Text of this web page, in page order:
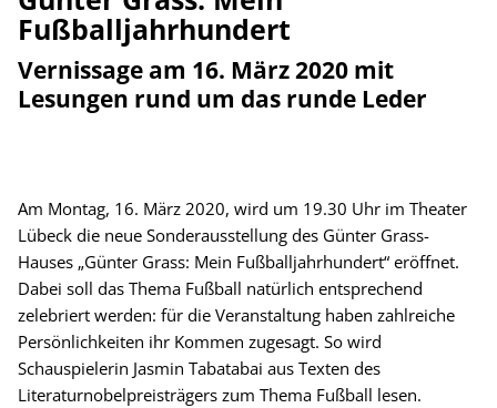
Fußballjahrhundert
Vernissage am 16. März 2020 mit
Lesungen rund um das runde Leder
Am Montag, 16. März 2020, wird um 19.30 Uhr im Theater
Lübeck die neue Sonderausstellung des Günter Grass-
Hauses „Günter Grass: Mein Fußballjahrhundert“ eröffnet.
Dabei soll das Thema Fußball natürlich entsprechend
zelebriert werden: für die Veranstaltung haben zahlreiche
Persönlichkeiten ihr Kommen zugesagt. So wird
Schauspielerin Jasmin Tabatabai aus Texten des
Literaturnobelpreisträgers zum Thema Fußball lesen.